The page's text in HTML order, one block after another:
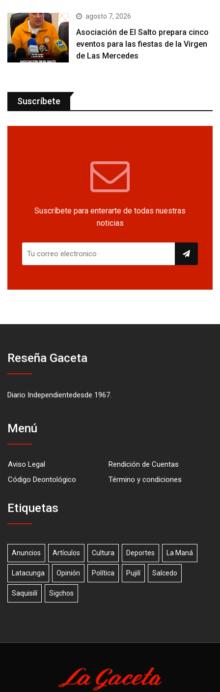
agosto 7, 2026
Asociación de El Salto prepara cinco
eventos para las fiestas de la Virgen
de Las Mercedes
Suscríbete
Suscríbete para enterarte de todas nuestras
noticias
Reseña Gaceta
Diario Independientedesde 1967.
Menú
Aviso Legal
Rendición de Cuentas
Código Deontológico
Término y condiciones
Etiquetas
Anuncios Artículos Cultura Deportes La Maná
Latacunga Opinión Política Pujilí Salcedo
Saquisilí Sigchos